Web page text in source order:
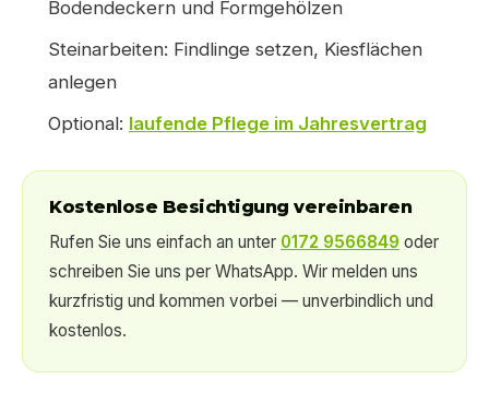
Bodendeckern und Formgehölzen
Steinarbeiten: Findlinge setzen, Kiesflächen
anlegen
Optional: laufende Pflege im Jahresvertrag
Kostenlose Besichtigung vereinbaren
Rufen Sie uns einfach an unter 0172 9566849 oder
schreiben Sie uns per WhatsApp. Wir melden uns
kurzfristig und kommen vorbei — unverbindlich und
kostenlos.